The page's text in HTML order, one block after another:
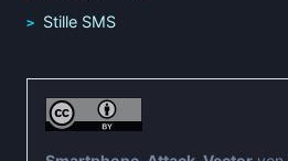
Stille SMS